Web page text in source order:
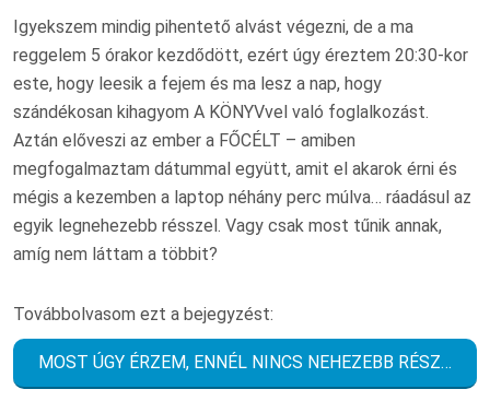
Igyekszem mindig pihentető alvást végezni, de a ma
reggelem 5 órakor kezdődött, ezért úgy éreztem 20:30-kor
este, hogy leesik a fejem és ma lesz a nap, hogy
szándékosan kihagyom A KÖNYVvel való foglalkozást.
Aztán előveszi az ember a FŐCÉLT – amiben
megfogalmaztam dátummal együtt, amit el akarok érni és
mégis a kezemben a laptop néhány perc múlva… ráadásul az
egyik legnehezebb résszel. Vagy csak most tűnik annak,
amíg nem láttam a többit?
Továbbolvasom ezt a bejegyzést:
MOST ÚGY ÉRZEM, ENNÉL NINCS NEHEZEBB RÉSZ…